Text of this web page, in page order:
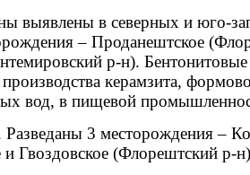
выявлены в северных и юго-
– Проданештское
р-н).
керамзита,
вод, в пищевой
Разведаны 3 месторождения –
Гвоздовское (Флорештский р-